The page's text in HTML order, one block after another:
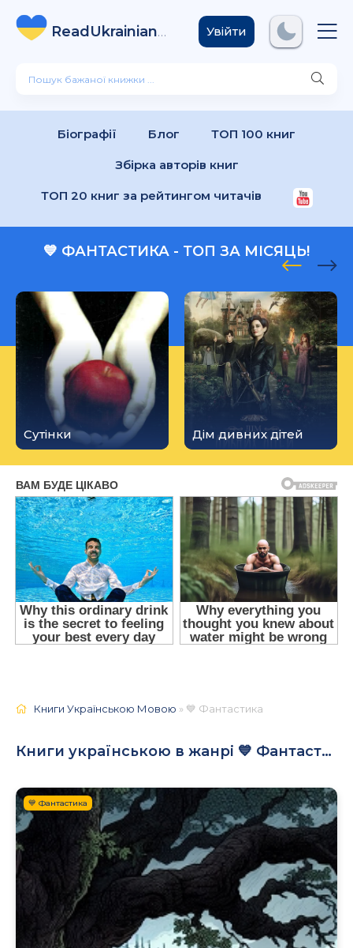
ReadUkrainian
Books .com
Увійти
Біографії Блог ТОП 100 книг
Збірка авторів книг
ТОП 20 книг за рейтингом читачів
💙 ФАНТАСТИКА - ТОП ЗА МІСЯЦЬ!
Сутінки Дім дивних дітей
Книги Українською Мовою » 💙 Фантастика
Книги українською в жанрі 💙 Фантастика
💙 Фантастика